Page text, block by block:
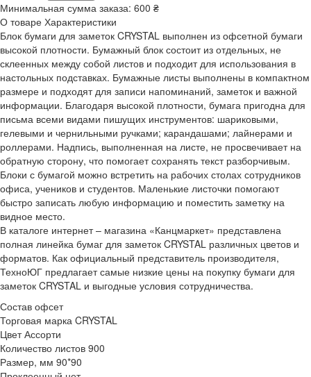
Минимальная сумма заказа: 600 ₴
О товаре Характеристики
Блок бумаги для заметок CRYSTAL выполнен из офсетной бумаги
высокой плотности. Бумажный блок состоит из отдельных, не
склеенных между собой листов и подходит для использования в
настольных подставках. Бумажные листы выполнены в компактном
размере и подходят для записи напоминаний, заметок и важной
информации. Благодаря высокой плотности, бумага пригодна для
письма всеми видами пишущих инструментов: шариковыми,
гелевыми и чернильными ручками; карандашами; лайнерами и
роллерами. Надпись, выполненная на листе, не просвечивает на
обратную сторону, что помогает сохранять текст разборчивым.
Блоки с бумагой можно встретить на рабочих столах сотрудников
офиса, учеников и студентов. Маленькие листочки помогают
быстро записать любую информацию и поместить заметку на
видное место.
В каталоге интернет – магазина «Канцмаркет» представлена
полная линейка бумаг для заметок CRYSTAL различных цветов и
форматов. Как официальный представитель производителя,
ТехноЮГ предлагает самые низкие цены на покупку бумаги для
заметок CRYSTAL и выгодные условия сотрудничества.
Состав офсет
Торговая марка CRYSTAL
Цвет Ассорти
Количество листов 900
Размер, мм 90*90